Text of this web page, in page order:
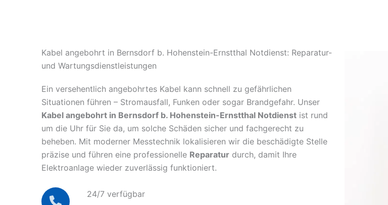
Kabel angebohrt in Bernsdorf b. Hohenstein-Ernstthal Notdienst: Reparatur-
und Wartungsdienstleistungen
Ein versehentlich angebohrtes Kabel kann schnell zu gefährlichen
Situationen führen – Stromausfall, Funken oder sogar Brandgefahr. Unser
Kabel angebohrt in Bernsdorf b. Hohenstein-Ernstthal Notdienst ist rund
um die Uhr für Sie da, um solche Schäden sicher und fachgerecht zu
beheben. Mit moderner Messtechnik lokalisieren wir die beschädigte Stelle
präzise und führen eine professionelle Reparatur durch, damit Ihre
Elektroanlage wieder zuverlässig funktioniert.
24/7 verfügbar